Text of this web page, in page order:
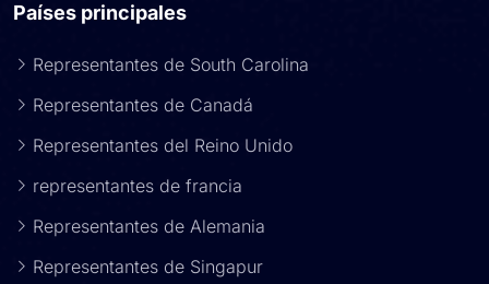
Países principales
Representantes de South Carolina
Representantes de Canadá
Representantes del Reino Unido
representantes de francia
Representantes de Alemania
Representantes de Singapur